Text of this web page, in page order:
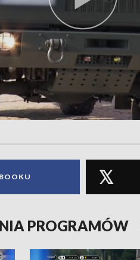
PROGRAMÓW